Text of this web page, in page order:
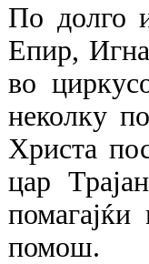
По долго
Епир,
во
неколку
Христа
цар
помош.